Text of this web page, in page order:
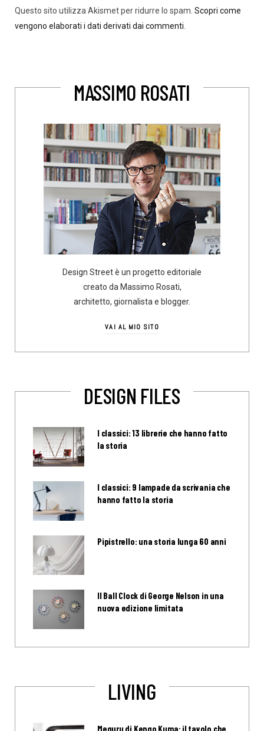
Questo sito utilizza Akismet per ridurre lo spam. Scopri come
vengono elaborati i dati derivati dai commenti
MASSIMO ROSATI
Design Street è un progetto editoriale
creato da Massimo Rosati,
architetto, giornalista e blogger.
VAI AL MIO SITO
DESIGN FILES
I classici: 13 librerie che hanno fatto
la storia
I classici: 9 lampade da scrivania che
hanno fatto la storia
Pipistrello: una storia lunga 60 anni
Il Ball Clock di George Nelson in una
nuova edizione limitata
LIVING
Meguru di Kengo Kuma: il tavolo che